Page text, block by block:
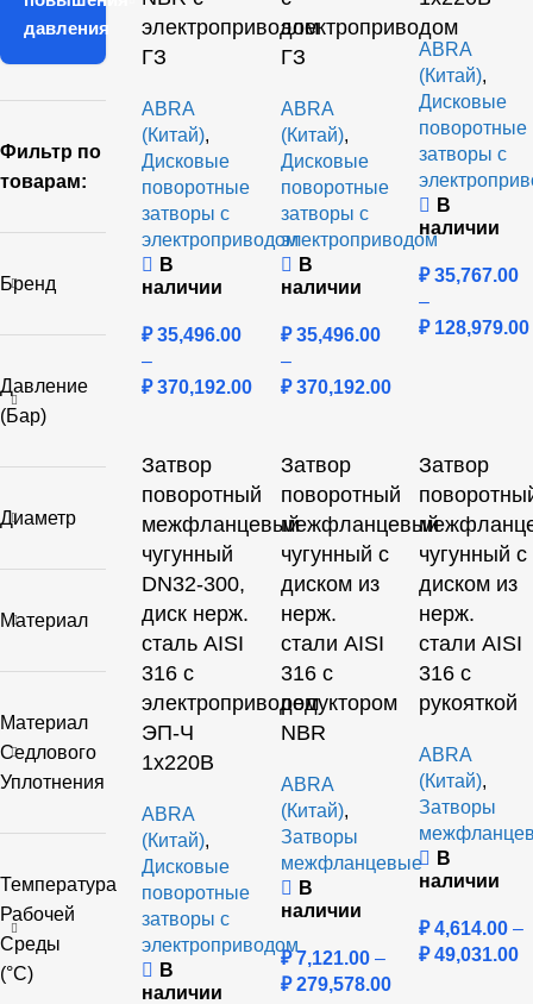
давления
Фильтр по
товарам:
Бренд
Давление
(бар)
Диаметр
Материал
Материал
Седлового
Уплотнения
Температура
Рабочей
Среды
(°C)
электроприводом
ГЗ
ABRA
(Китай),
Дисковые
поворотные
затворы с
электроприводом
В
наличии
₽35,496.00
–
₽370,192.00
электроприводом
ГЗ
ABRA
(Китай),
Дисковые
поворотные
затворы с
электроприводом
В
наличии
₽35,496.00
–
₽370,192.00
ABRA
(Китай),
Дисковые
поворотные
затворы с
В
наличии
₽35,767.00
–
₽128,979.00
Затвор
поворотный
межфланцевый
чугунный
DN32-300,
диск нерж.
сталь AISI
316 с
электроприводом
ЭП-Ч
1х220В
ABRA
(Китай),
Дисковые
поворотные
затворы с
электроприводом
В
наличии
Затвор
поворотный
межфланцевый
чугунный с
диском из
нерж.
стали AISI
316 с
редуктором
NBR
ABRA
(Китай),
Затворы
межфланцевые
В
наличии
₽7,121.00 –
₽279,578.00
Затвор
чугунный с
диском из
нерж.
стали AISI
316 с
рукояткой
ABRA
(Китай),
Затворы
В
наличии
₽4,614.00 –
₽49,031.00